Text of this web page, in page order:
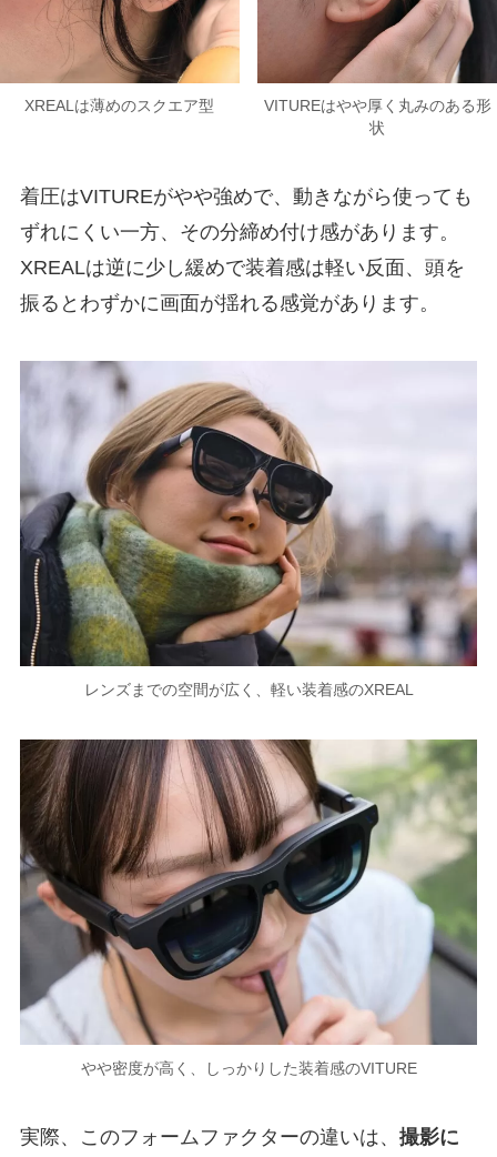
XREALは薄めのスクエア型
VITUREはやや厚く丸みのある形
状
着圧はVITUREがやや強めで、動きながら使っても
ずれにくい一方、その分締め付け感があります。
XREALは逆に少し緩めで装着感は軽い反面、頭を
振るとわずかに画面が揺れる感覚があります。
レンズまでの空間が広く、軽い装着感のXREAL
やや密度が高く、しっかりした装着感のVITURE
実際、このフォームファクターの違いは、 撮影に